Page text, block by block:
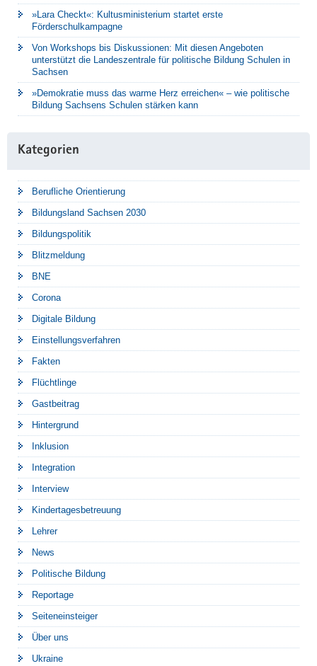
»Lara Checkt«: Kultusministerium startet erste
Förderschulkampagne
Von Workshops bis Diskussionen: Mit diesen Angeboten
unterstützt die Landeszentrale für politische Bildung Schulen in
Sachsen
»Demokratie muss das warme Herz erreichen« – wie politische
Bildung Sachsens Schulen stärken kann
Kategorien
Berufliche Orientierung
Bildungsland Sachsen 2030
Bildungspolitik
Blitzmeldung
BNE
Corona
Digitale Bildung
Einstellungsverfahren
Fakten
Flüchtlinge
Gastbeitrag
Hintergrund
Inklusion
Integration
Interview
Kindertagesbetreuung
Lehrer
News
Politische Bildung
Reportage
Seiteneinsteiger
Über uns
Ukraine